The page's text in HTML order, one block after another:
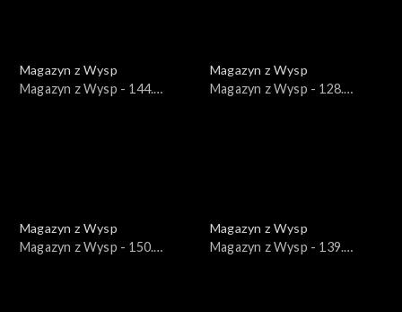
Magazyn z Wysp
Magazyn z Wysp - 144.
Magazyn z Wysp
Magazyn z Wysp - 128.
Magazyn z Wysp
Magazyn z Wysp - 150.
Magazyn z Wysp
Magazyn z Wysp - 139.